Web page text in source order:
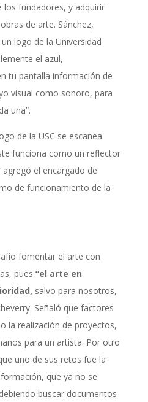
los fundadores, y adquirir
de arte. Sánchez,
logo de la Universidad
el azul,
tu pantalla información de
visual como sonoro, para
una”.
de la USC se escanea
funciona como un reflector
el encargado de
de funcionamiento de la
fomentar el arte con
pues “el arte en
salvo para nosotros,
Señaló que factores
la realización de proyectos,
para un artista. Por otro
uno de sus retos fue la
que ya no se
buscar documentos